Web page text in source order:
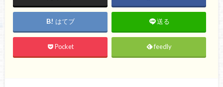
はてブ 送る
Pocket feedly